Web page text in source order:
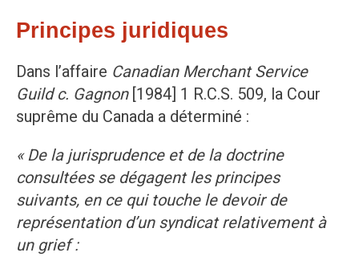
Principes juridiques
Dans l’affaire Canadian Merchant Service
Guild c. Gagnon[1984] 1 R.C.S. 509, la Cour
suprême du Canada a déterminé :
« De la jurisprudence et de la doctrine
consultées se dégagent les principes
suivants, en ce qui touche le devoir de
représentation d’un syndicat relativement à
un grief :